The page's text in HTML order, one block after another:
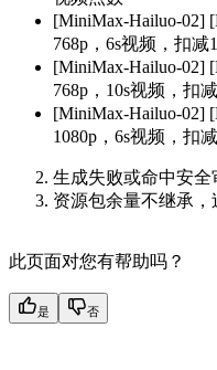
[MiniMax-Hailuo-02]
768p，6s视频，扣减
[MiniMax-Hailuo-02]
768p，10s视频，扣
[MiniMax-Hailuo-02]
1080p，6s视频，扣
生成失败或命中安
资源包余量不继承
此页面对您有帮助吗？
是 否